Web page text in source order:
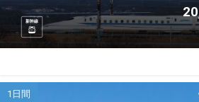
新幹線
1日間